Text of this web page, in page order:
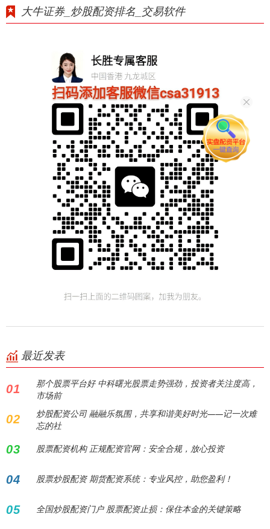
大牛证券_炒股配资排名_交易软件
最近发表
01
那个股票平台好 中科曙光股票走势强劲，投资者关注度高，
市场前
02
炒股配资公司 融融乐氛围，共享和谐美好时光——记一次难
忘的社
03 股票配资机构 正规配资官网：安全合规，放心投资
04 股票炒股配资 期货配资系统：专业风控，助您盈利！
05 全国炒股配资门户 股票配资止损：保住本金的关键策略